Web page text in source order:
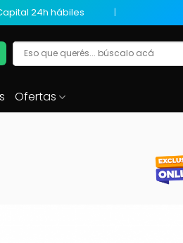
24h hábiles
Ofertas